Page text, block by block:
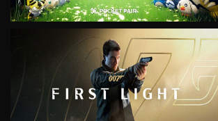
VIEW